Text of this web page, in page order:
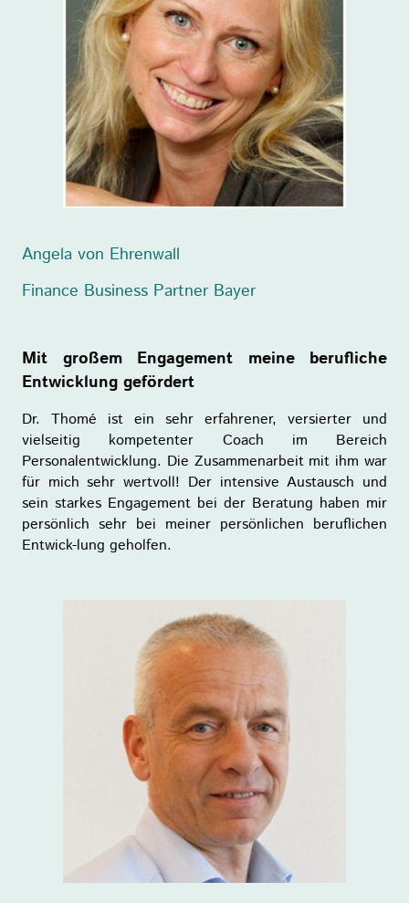
Angela von Ehrenwall
Finance Business Partner Bayer
Mit großem Engagement meine berufliche
Entwicklung gefördert
Dr. Thomé ist ein sehr erfahrener, versierter und
vielseitig kompetenter Coach im Bereich
Personalentwicklung. Die Zusammenarbeit mit ihm war
für mich sehr wertvoll! Der intensive Austausch und
sein starkes Engagement bei der Beratung haben mir
persönlich sehr bei meiner persönlichen beruflichen
Entwick-lung geholfen.